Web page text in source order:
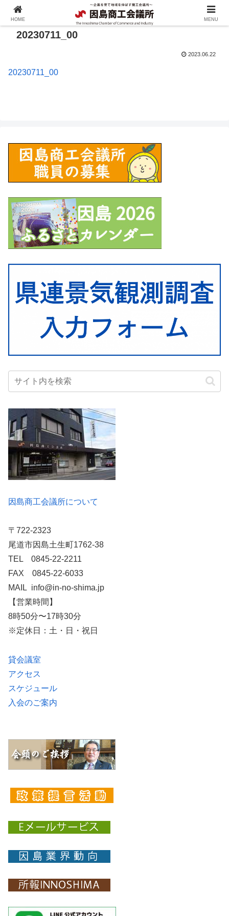
20230711_00
2023.06.22
20230711_00
因島商工会議所について
〒722-2323
尾道市因島土生町1762-38
TEL 0845-22-2211
FAX 0845-22-6033
MAIL info@in-no-shima.jp
【営業時間】
8時50分〜17時30分
※定休日：土・日・祝日
貸会議室
アクセス
スケジュール
入会のご案内
HOME MENU